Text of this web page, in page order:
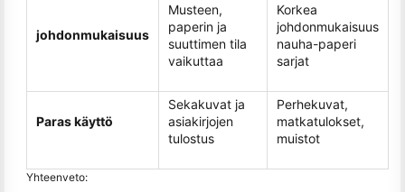
johdonmukaisuus
Musteen,
paperin ja
suuttimen tila
vaikuttaa
Korkea
johdonmukaisuus
nauha-paperi
sarjat
Paras käyttö
Sekakuvat ja
asiakirjojen
tulostus
Perhekuvat,
matkatulokset,
muistot
Yhteenveto: